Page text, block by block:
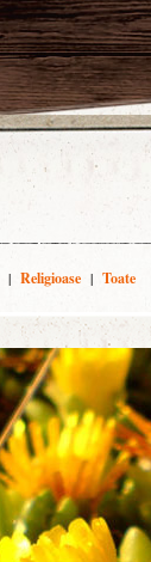
| Religioase | Toate